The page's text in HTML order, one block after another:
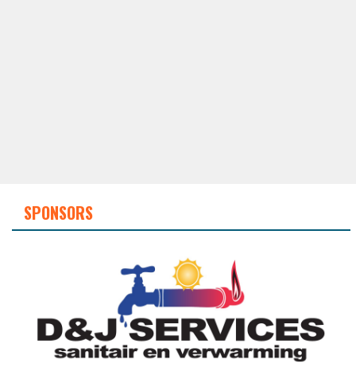
SPONSORS